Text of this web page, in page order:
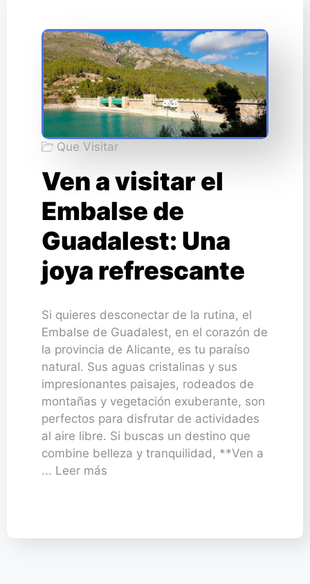
Que Visitar
Ven a visitar el
Embalse de
Guadalest: Una
joya refrescante
Si quieres desconectar de la rutina, el
Embalse de Guadalest, en el corazón de
la provincia de Alicante, es tu paraíso
natural. Sus aguas cristalinas y sus
impresionantes paisajes, rodeados de
montañas y vegetación exuberante, son
perfectos para disfrutar de actividades
al aire libre. Si buscas un destino que
combine belleza y tranquilidad, **Ven a
... Leer más